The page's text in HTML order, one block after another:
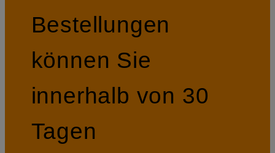
Bestellungen
können Sie
innerhalb von 30
Tagen